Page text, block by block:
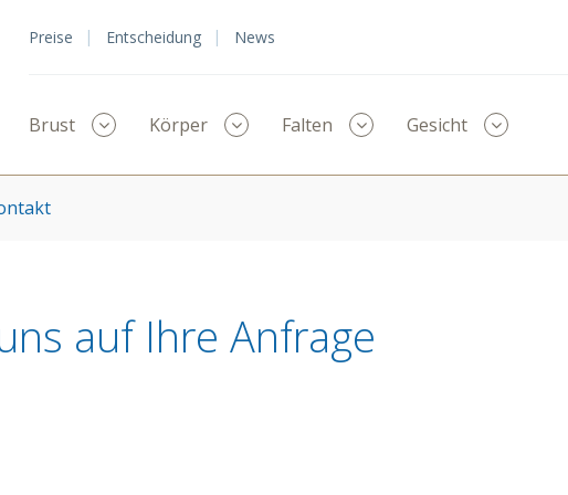
Preise Entscheidung News
Menü
Brust
Menü
Körper
Menü
Falten
Menü
Gesicht
auf Ihre Anfrage